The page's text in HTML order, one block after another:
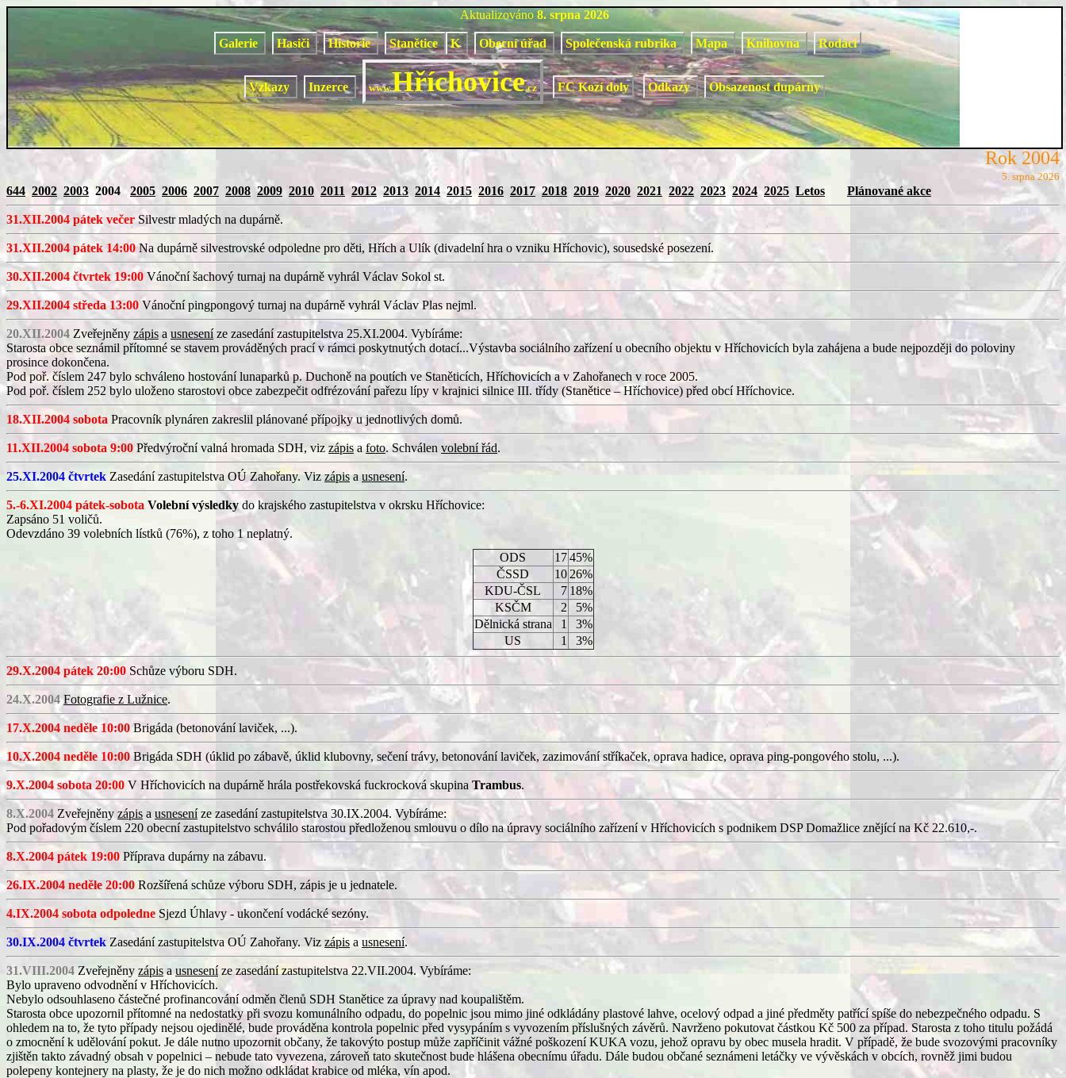
Aktualizováno 8. srpna 2026
Galerie Hasiči Historie Stanětice K Obecní úřad Společenská rubrika Mapa Knihovna Rodáci
Vzkazy Inzerce www.Hříchovice.cz FC Kozí doly Odkazy Obsazenost dupárny
Rok 2004
5. srpna 2026
644 2002 2003 2004 2005 2006 2007 2008 2009 2010 2011 2012 2013 2014 2015 2016 2017 2018 2019 2020 2021 2022 2023 2024 2025 Letos Plánované akce
31.XII.2004 pátek večer Silvestr mladých na dupárně.
31.XII.2004 pátek 14:00Na dupárně silvestrovské odpoledne pro děti, Hřích a Ulík (divadelní hra o vzniku Hříchovic), sousedské posezení.
30.XII.2004 čtvrtek 19:00 Vánoční šachový turnaj na dupárně vyhrál Václav Sokol st.
29.XII.2004 středa 13:00 Vánoční pingpongový turnaj na dupárně vyhrál Václav Plas nejml.
20.XII.2004 Zveřejněny zápis a usneseníze zasedání zastupitelstva 25.XI.2004. Vybíráme:
Starosta obce seznámil přítomné se stavem prováděných prací v rámci poskytnutých dotací...Výstavba sociálního zařízení u obecního objektu v Hříchovicích byla zahájena a bude nejpozději do poloviny
prosince dokončena.
Pod poř. číslem 247 bylo schváleno hostování lunaparků p. Duchoně na poutích ve Staněticích, Hříchovicích a v Zahořanech v roce 2005.
Pod poř. číslem 252 bylo uloženo starostovi obce zabezpečit odfrézování pařezu lípy v krajnici silnice III. třídy (Stanětice – Hříchovice) před obcí Hříchovice.
18.XII.2004 sobota Pracovník plynáren zakreslil plánované přípojky u jednotlivých domů.
11.XII.2004 sobota 9:00 Předvýroční valná hromada SDH, viz zápisafoto. Schválen volební řád.
25.XI.2004 čtvrtek Zasedání zastupitelstva OÚ Zahořany. Vizzápisa usnesení.
5.-6.XI.2004 pátek-sobota Volební výsledky do krajského zastupitelstva v okrsku Hříchovice:
Zapsáno 51 voličů.
Odevzdáno 39 volebních lístků (76%), z toho 1 neplatný.
ODS
17 45%
ČSSD
10 26%
KDU-ČSL
7 18%
KSČM
2
5%
Dělnická strana
1
3%
US
1 3%
29.X.2004 pátek 20:00 Schůze výboru SDH.
24.X.2004 Fotografie z Lužnice.
17.X.2004 neděle 10:00Brigáda (betonování laviček, ...).
10.X.2004 neděle 10:00Brigáda SDH (úklid po zábavě, úklid klubovny, sečení trávy, betonování laviček, zazimování stříkaček, oprava hadice, oprava ping-pongového stolu, ...).
9.X.2004 sobota 20:00 V Hříchovicích na dupárně hrála postřekovská fuckrocková skupina Trambus.
8.X.2004 Zveřejněny zápis a usneseníze zasedání zastupitelstva 30.IX.2004. Vybíráme:
Pod pořadovým číslem 220 obecní zastupitelstvo schválilo starostou předloženou smlouvu o dílo na úpravy sociálního zařízení v Hříchovicích s podnikem DSP Domažlice znějící na Kč 22.610,-.
8.X.2004 pátek 19:00 Příprava dupárny na zábavu.
26.IX.2004 neděle 20:00 Rozšířená schůze výboru SDH, zápis je u jednatele.
4.IX.2004 sobota odpoledne Sjezd Úhlavy - ukončení vodácké sezóny.
30.IX.2004 čtvrtek Zasedání zastupitelstva OÚ Zahořany. Viz zápis a usnesení.
31.VIII.2004 Zveřejněny zápis a usneseníze zasedání zastupitelstva 22.VII.2004. Vybíráme:
Bylo upraveno odvodnění v Hříchovicích.
Nebylo odsouhlaseno částečné profinancování odměn členů SDH Stanětice za úpravy nad koupalištěm.
Starosta obce upozornil přítomné na nedostatky při svozu komunálního odpadu, do popelnic jsou mimo jiné odkládány plastové lahve, ocelový odpad a jiné předměty patřící spíše do nebezpečného odpadu. S
ohledem na to, že tyto případy nejsou ojedinělé, bude prováděna kontrola popelnic před vysypáním s vyvozením příslušných závěrů. Navrženo pokutovat částkou Kč 500 za případ. Starosta z toho titulu požádá
o zmocnění k udělování pokut. Je dále nutno upozornit občany, že takovýto postup může zapříčinit vážné poškození KUKA vozu, jehož opravu by obec musela hradit. V případě, že bude svozovými pracovníky
zjištěn takto závadný obsah v popelnici – nebude tato vyvezena, zároveň tato skutečnost bude hlášena obecnímu úřadu. Dále budou občané seznámeni letáčky ve vývěskách v obcích, rovněž jimi budou
polepeny kontejnery na plasty, že je do nich možno odkládat krabice od mléka, vín apod.